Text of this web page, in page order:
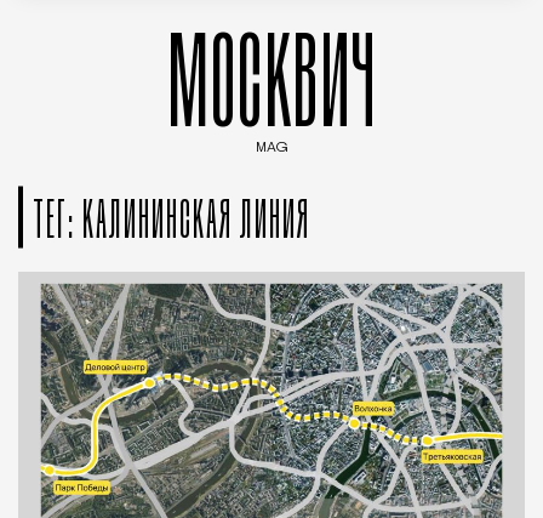
МОСКВИЧ
MAG
ТЕГ: КАЛИНИНСКАЯ ЛИНИЯ